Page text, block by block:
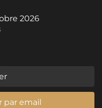
2026
par email